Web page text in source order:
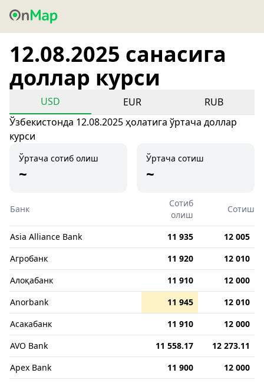
12.08.2025 санасига
доллар курси
USD EUR
RUB
Ўзбекистонда 12.08.2025 ҳолатига ўртача доллар
курси
Ўртача сотиб олиш
~
Ўртача сотиш
~
Банк
Сотиб
олиш
Сотиш
Asia Alliance Bank 11 935
12 005
Агробанк
11 920
12 010
Алоқабанк
11 910
12 000
Anorbank
11 945
12 010
Асакабанк
11 910
12 000
AVO Bank
11 558.17
12 273.11
Apex Bank
11 900
12 000